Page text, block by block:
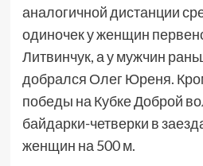
аналогичной дистанции
одиночек у женщин
Литвинчук, а у мужчин
добрался Олег Юреня.
победы на Кубке Доброй
байдарки-четверки в
женщин на 500 м.